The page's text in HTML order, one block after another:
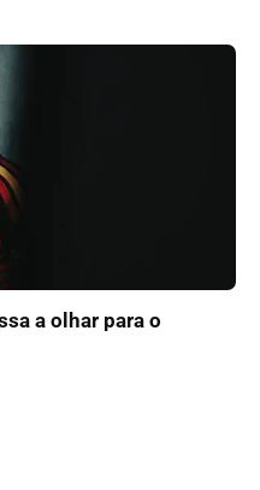
a olhar para o